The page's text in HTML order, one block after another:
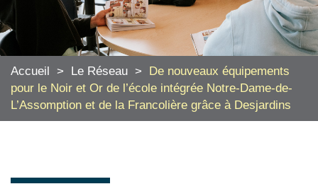
Accueil > Le Réseau >
De nouveaux équipements
pour le Noir et Or de l’école intégrée Notre-Dame-de-
L’Assomption et de la Francolière grâce à Desjardins